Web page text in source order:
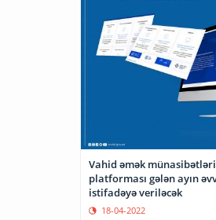
Vahid əmək münasibətləri
platforması gələn ayın əvvəlindən
istifadəyə veriləcək
18-04-2022